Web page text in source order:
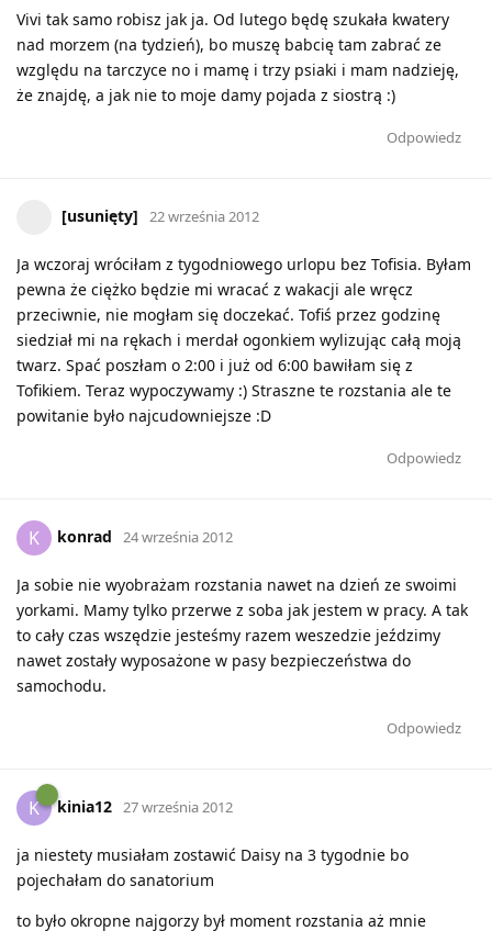
Vivi tak samo robisz jak ja. Od lutego będę szukała kwatery
nad morzem (na tydzień), bo muszę babcię tam zabrać ze
względu na tarczyce no i mamę i trzy psiaki i mam nadzieję,
że znajdę, a jak nie to moje damy pojada z siostrą :)
Odpowiedz
[usunięty] 22 września 2012
Ja wczoraj wróciłam z tygodniowego urlopu bez Tofisia. Byłam
pewna że ciężko będzie mi wracać z wakacji ale wręcz
przeciwnie, nie mogłam się doczekać. Tofiś przez godzinę
siedział mi na rękach i merdał ogonkiem wylizując całą moją
twarz. Spać poszłam o 2:00 i już od 6:00 bawiłam się z
Tofikiem. Teraz wypoczywamy :) Straszne te rozstania ale te
powitanie było najcudowniejsze :D
Odpowiedz
K konrad 24 września 2012
Ja sobie nie wyobrażam rozstania nawet na dzień ze swoimi
yorkami. Mamy tylko przerwe z soba jak jestem w pracy. A tak
to cały czas wszędzie jesteśmy razem weszedzie jeździmy
nawet zostały wyposażone w pasy bezpieczeństwa do
samochodu.
Odpowiedz
K kinia12 27 września 2012
ja niestety musiałam zostawić Daisy na 3 tygodnie bo
pojechałam do sanatorium
to było okropne najgorzy był moment rozstania aż mnie